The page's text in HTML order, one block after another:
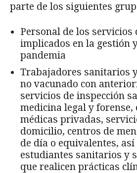
parte de los siguientes
Personal de los servicios
implicados en la gestión
pandemia
Trabajadores sanitarios
no vacunado con
servicios de inspección
medicina legal y forense,
médicas privadas,
domicilio, centros de
de día o equivalentes, así
estudiantes sanitarios y
que realicen prácticas